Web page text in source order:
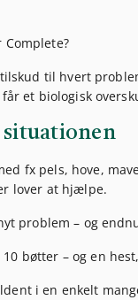
til hvert
et biologisk
situationen
fx pels, hove,
lover at hjælpe.
problem – og
bøtter – og en
i en enkelt